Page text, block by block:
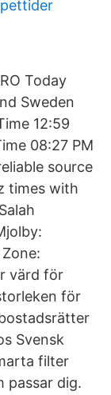
Today
Sweden
12:59
08:27 PM
source
times with
värd för
för
Svensk
filter
passar dig.